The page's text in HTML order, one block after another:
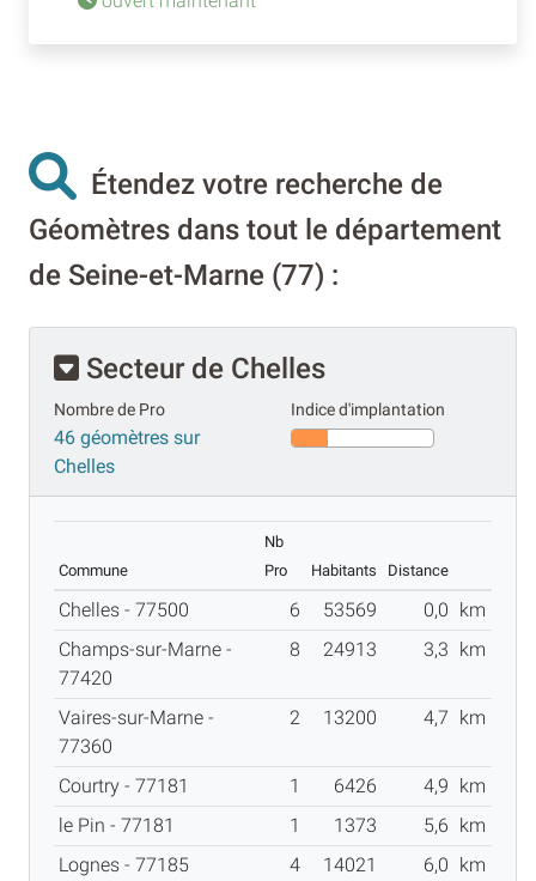
Étendez votre recherche de
Géomètres dans tout le département
de Seine-et-Marne (77) :
Secteur de Chelles
Nombre de Pro
46 géomètres sur
Chelles
Indice d'implantation
Commune
Nb
Pro
Habitants Distance
Chelles - 77500 6 53569 0,0 km
Champs-sur-Marne -
77420
8 24913 3,3 km
Vaires-sur-Marne -
77360
2 13200 4,7 km
Courtry - 77181 1 6426 4,9 km
le Pin - 77181
1 1373 5,6 km
Lognes - 77185
4 14021 6,0 km